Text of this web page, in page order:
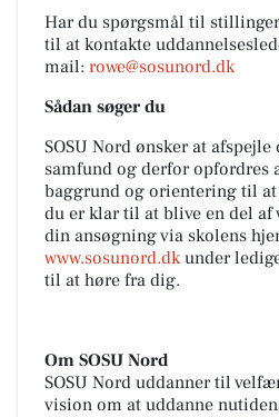
Har du spørgsmål til
til at kontakte
mail: rowe@sosunord.dk
Sådan søger du
SOSU Nord ønsker at
samfund og derfor opfordres
baggrund og orientering til
du er klar til at blive en del af
din ansøgning via skolens
www.sosunord.dkunder
til at høre fra dig.
Om SOSU Nord
SOSU Nord uddanner til
vision om at uddanne